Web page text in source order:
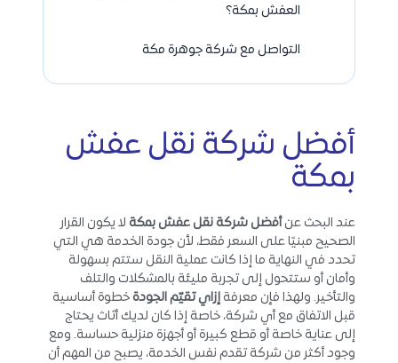
العفش بمكة؟
التواصل مع شركة جوهرة مكة
أفضل شركة نقل عفش
بمكة
عند البحث عنأفضل شركة نقل عفش بمكة لا يكون القرار
الصحيح مبنيًا على السعر فقط، لأن جودة الخدمة هي التي
تحدد في النهاية ما إذا كانت عملية النقل ستتم بسهولة
وأمان أو ستتحول إلى تجربة مليئة بالمشكلات والتلف
والتأخير. ولهذا فإن معرفة إزاي تقيّم الجودة خطوة أساسية
قبل الاتفاق مع أي شركة، خاصة إذا كان لديك أثاث يحتاج
إلى عناية خاصة أو قطع كبيرة أو أجهزة منزلية حساسة. ومع
وجود أكثر من شركة تقدم نفس الخدمة، يصبح من المهم أن